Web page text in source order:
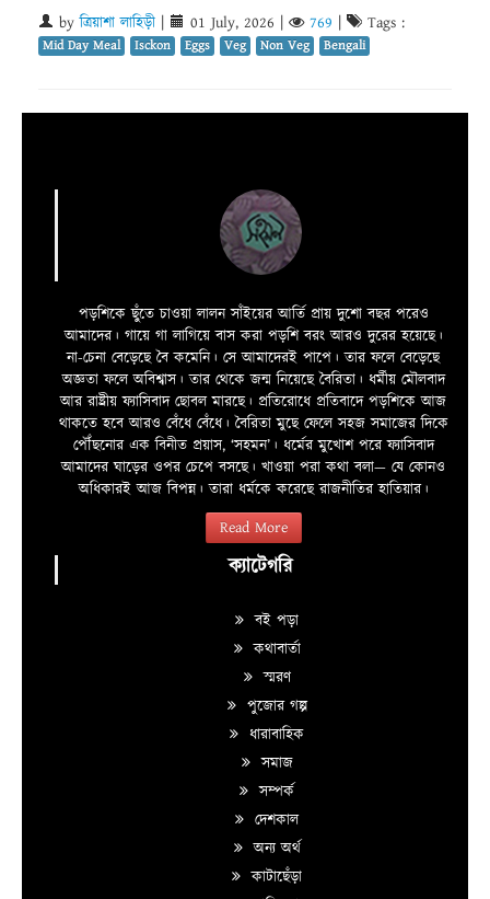
byত্রিয়াশা লাহিড়ী 01 July, 2026 769 Tags :
Mid Day Meal Isckon Eggs Veg Non Veg Bengali
পড়শিকে ছুঁতে চাওয়া লালন সাঁইয়ের আর্তি প্রায় দুশো বছর পরেও
আমাদের। গায়ে গা লাগিয়ে বাস করা পড়শি বরং আরও দুরের হয়েছে।
না-চেনা বেড়েছে বৈ কমেনি। সে আমাদেরই পাপে। তার ফলে বেড়েছে
অজ্ঞতা ফলে অবিশ্বাস। তার থেকে জন্ম নিয়েছে বৈরিতা। ধর্মীয় মৌলবাদ
আর রাষ্ট্রীয় ফ্যাসিবাদ ছোবল মারছে। প্রতিরোধে প্রতিবাদে পড়শিকে আজ
থাকতে হবে আরও বেঁধে বেঁধে। বৈরিতা মুছে ফেলে সহজ সমাজের দিকে
পৌঁছনোর এক বিনীত প্রয়াস, ‘সহমন’। ধর্মের মুখোশ পরে ফ্যাসিবাদ
আমাদের ঘাড়ের ওপর চেপে বসছে। খাওয়া পরা কথা বলা—­­ যে কোনও
অধিকারই আজ বিপন্ন। তারা ধর্মকে করেছে রাজনীতির হাতিয়ার।
Read More
ক্যাটেগরি
বই পড়া
কথাবার্তা
স্মরণ
পুজোর গল্প
ধারাবাহিক
সমাজ
সম্পর্ক
দেশকাল
অন্য অর্থ
কাটাছেঁড়া